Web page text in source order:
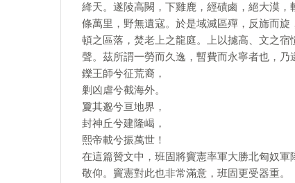
絳天。遂陵高闕，下雞鹿，經磧鹵，絕大漠
條萬里，野無遺寇。於是域滅區殫，反旆而
頓之區落，焚老上之龍庭。上以攄高、文之
聲。茲所謂一勞而久逸，暫費而永寧者也，乃
鑠王師兮征荒裔，
剿凶虐兮截海外。
夐其邈兮亘地界，
封神丘兮建隆嵑，
熙帝載兮振萬世！
在這篇贊文中，班固將竇憲率軍大勝北匈奴
敬仰。竇憲對此也非常滿意，班固更受器重。